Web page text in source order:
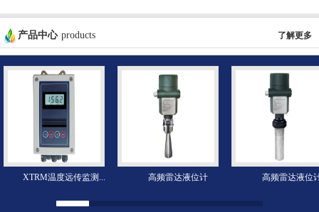
产品中心 products 了解更多
XTRM温度远传监测... 高频雷达液位计 高频雷达液位